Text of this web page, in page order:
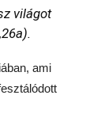
világot
ami